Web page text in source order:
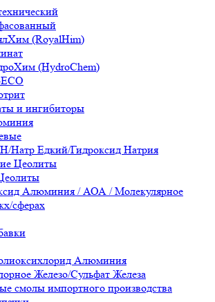
(RoyalHim)
(HydroChem)
и ингибиторы
Натр Едкий/Гидроксид Натрия
Цеолиты
Алюминия / АОА / Молекулярное
сферах
Алюминия
Железо/Сульфат Железа
смолы импортного производства